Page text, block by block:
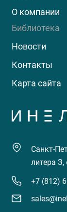
О компании
Библиотека
Новости
Контакты
Карта сайта
Санкт-
литера
+7 (812)